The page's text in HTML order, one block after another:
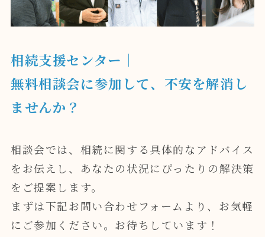
相続支援センター｜
無料相談会に参加して、不安を解消し
ませんか？
相談会では、相続に関する具体的なアドバイス
をお伝えし、あなたの状況にぴったりの解決策
をご提案します。
まずは下記お問い合わせフォームより、お気軽
にご参加ください。お待ちしています！